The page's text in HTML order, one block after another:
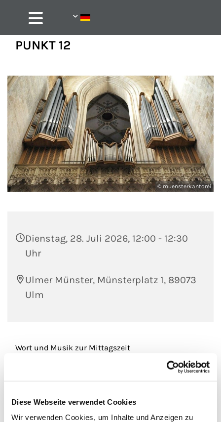
Diese Webseite verwendet Cookies
Wir verwenden Cookies, um Inhalte und Anzeigen zu
PUNKT 12
© muensterkantorei
Dienstag, 28. Juli 2026, 12:00 - 12:30
Uhr
Ulmer Münster, Münsterplatz 1, 89073
Ulm
Wort und Musik zur Mittagszeit
Eintritt frei - Spenden für die Kirchenmusik
erwünscht